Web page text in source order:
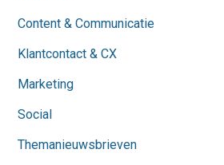
Content & Communicatie
Klantcontact & CX
Marketing
Social
Themanieuwsbrieven